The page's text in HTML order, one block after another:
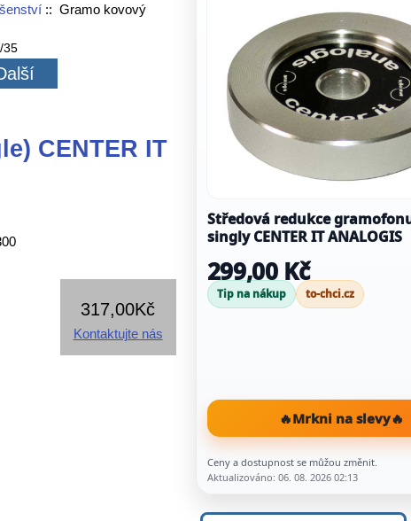
:: Gramo kovový
35
CENTER IT
317,00Kč
Kontaktujte nás
Středová redukce
singly CENTER IT ANALOGIS
299,00 Kč
Tip na nákup to-chci.cz
🔥Mrkni na slevy🔥
Ceny a dostupnost se můžou změnit.
Aktualizováno: 06. 08. 2026 02:13